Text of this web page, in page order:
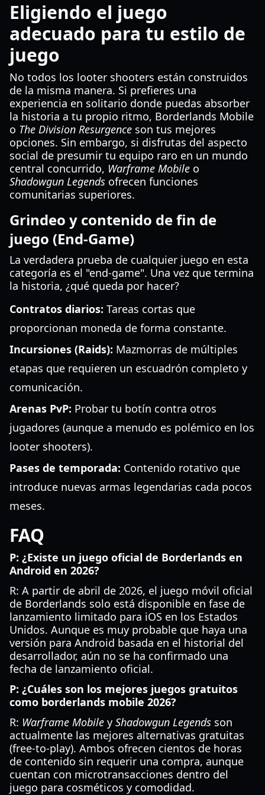
Eligiendo el juego
adecuado para tu estilo de
juego
No todos los looter shooters están construidos
de la misma manera. Si prefieres una
experiencia en solitario donde puedas absorber
la historia a tu propio ritmo, Borderlands Mobile
o The Division Resurgence son tus mejores
opciones. Sin embargo, si disfrutas del aspecto
social de presumir tu equipo raro en un mundo
central concurrido, Warframe Mobile o
Shadowgun Legends ofrecen funciones
comunitarias superiores.
Grindeo y contenido de fin de
juego (End-Game)
La verdadera prueba de cualquier juego en esta
categoría es el "end-game". Una vez que termina
la historia, ¿qué queda por hacer?
Contratos diarios: Tareas cortas que
proporcionan moneda de forma constante.
Incursiones (Raids): Mazmorras de múltiples
etapas que requieren un escuadrón completo y
comunicación.
Arenas PvP: Probar tu botín contra otros
jugadores (aunque a menudo es polémico en los
looter shooters).
Pases de temporada: Contenido rotativo que
introduce nuevas armas legendarias cada pocos
meses.
FAQ
P: ¿Existe un juego oficial de Borderlands en
Android en 2026?
R: A partir de abril de 2026, el juego móvil oficial
de Borderlands solo está disponible en fase de
lanzamiento limitado para iOS en los Estados
Unidos. Aunque es muy probable que haya una
versión para Android basada en el historial del
desarrollador, aún no se ha confirmado una
fecha de lanzamiento oficial.
P: ¿Cuáles son los mejores juegos gratuitos
como borderlands mobile 2026?
R: Warframe Mobile y Shadowgun Legends son
actualmente las mejores alternativas gratuitas
(free-to-play). Ambos ofrecen cientos de horas
de contenido sin requerir una compra, aunque
cuentan con microtransacciones dentro del
juego para cosméticos y comodidad.